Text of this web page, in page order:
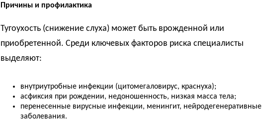
Причины и профилактика
Тугоухость (снижение слуха) может быть врожденной или
приобретенной. Среди ключевых факторов риска специалисты
выделяют:
внутриутробные инфекции (цитомегаловирус, краснуха);
асфиксия при рождении, недоношенность, низкая масса тела;
перенесенные вирусные инфекции, менингит, нейродегенеративные
заболевания.